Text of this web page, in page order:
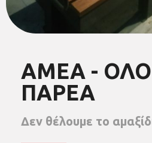
ΑΜΕΑ -
ΠΑΡΕΑ
Δεν θέλουμε το